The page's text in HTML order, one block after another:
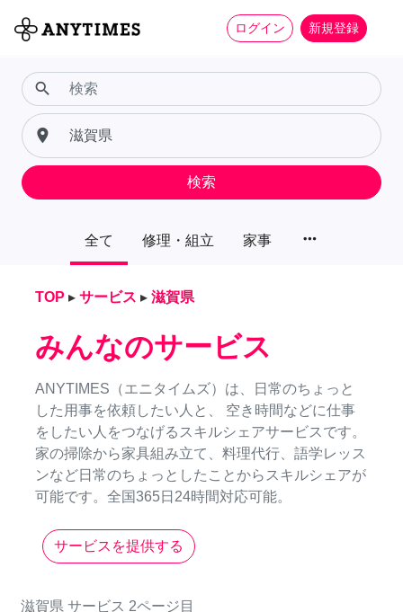
ログイン 新規登録
全て 修理・組立 家事 more_horiz
search
place
検索
TOP ▸ サービス ▸ 滋賀県
みんなのサービス
ANYTIMES（エニタイムズ）は、日常のちょっと
した用事を依頼したい人と、 空き時間などに仕事
をしたい人をつなげるスキルシェアサービスです。
家の掃除から家具組み立て、料理代行、語学レッス
ンなど日常のちょっとしたことからスキルシェアが
可能です。全国365日24時間対応可能。
サービスを提供する
滋賀県 サービス 2ページ目